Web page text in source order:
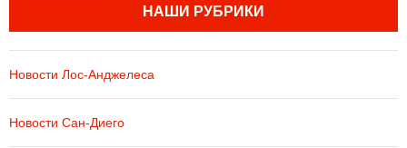
НАШИ РУБРИКИ
Новости Лос-Анджелеса
Новости Сан-Диего